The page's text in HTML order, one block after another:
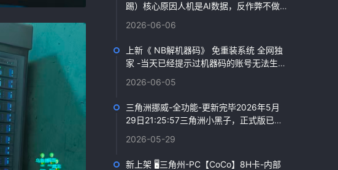
踢）核心原因人机是AI数据，反作弊不做伤
风控，...
2026-06-06
上新《 NB解机器码》 免重装系统 全网独
家 -当天已经提示过机器码的账号无法生
2026-06-05
三角洲挪威-全功能-更新完毕2026年5月
29日21:25:57三角洲小黑子，正式版已经
2026-05-29
新上架 🖥️三角州-PC【CoCo】8H卡-内部